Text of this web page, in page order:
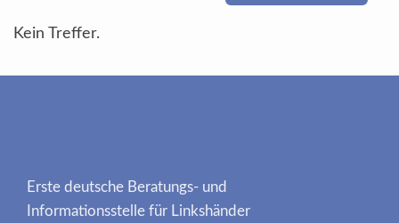
Kein Treffer.
Erste deutsche Beratungs- und
Informationsstelle für Linkshänder